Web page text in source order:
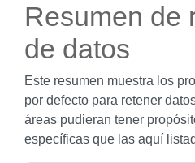
Resumen de
de datos
Este resumen muestra los
por defecto para retener
áreas pudieran tener
específicas que las aquí